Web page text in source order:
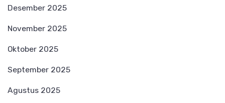
Desember 2025
November 2025
Oktober 2025
September 2025
Agustus 2025